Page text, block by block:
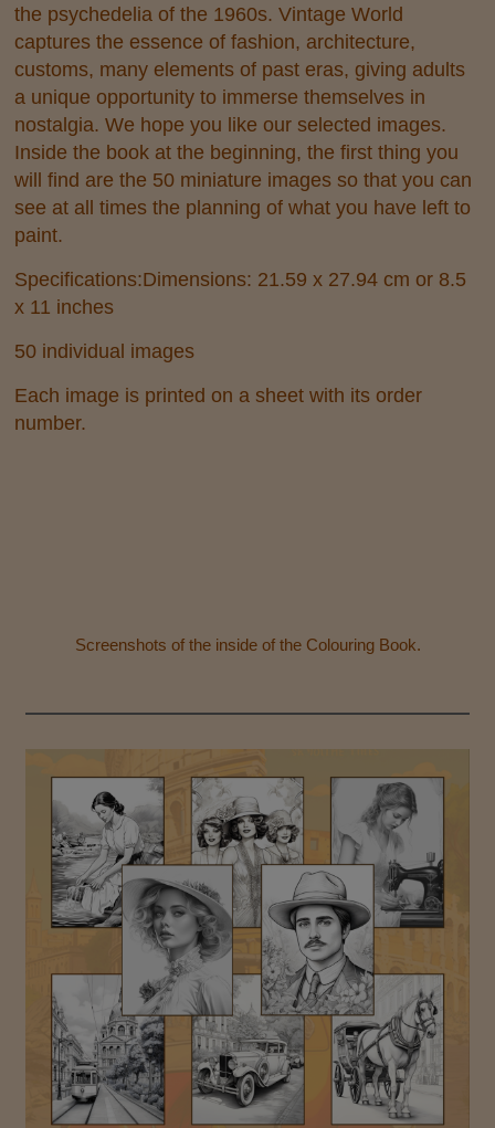
the psychedelia of the 1960s. Vintage World
captures the essence of fashion, architecture,
customs, many elements of past eras, giving adults
a unique opportunity to immerse themselves in
nostalgia. We hope you like our selected images.
Inside the book at the beginning, the first thing you
will find are the 50 miniature images so that you can
see at all times the planning of what you have left to
paint.
Specifications:Dimensions: 21.59 x 27.94 cm or 8.5
x 11 inches
50 individual images
Each image is printed on a sheet with its order
number.
Screenshots of the inside of the Colouring Book.